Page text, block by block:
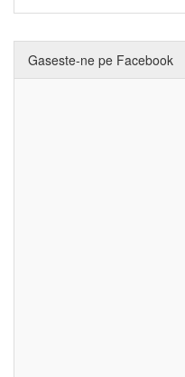
Gaseste-ne pe Facebook